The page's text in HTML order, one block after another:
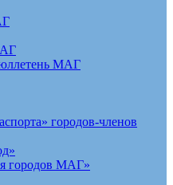
МАГ
городов-членов
городов МАГ»